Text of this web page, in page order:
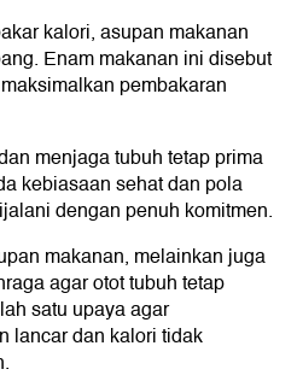
kalori, asupan makanan
Enam makanan ini disebut
pembakaran
menjaga tubuh tetap prima
kebiasaan sehat dan pola
dengan penuh komitmen.
makanan, melainkan juga
agar otot tubuh tetap
satu upaya agar
lancar dan kalori tidak